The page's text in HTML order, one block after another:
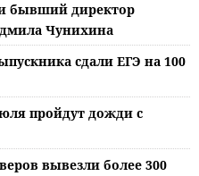
бывший директор
Чунихина
сдали ЕГЭ на 100
пройдут дожди с
вывезли более 300